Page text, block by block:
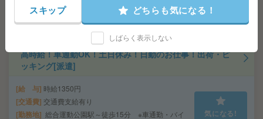
交通費 交通費支給有り
勤務地 新神戸駅～徒歩7分
気になる!
高時給！車通勤OK！土日休み！日勤のお仕事！出荷・ピ
ッキング[派遣]
給 与 時給1350円
交通費 交通費支給有り
勤務地 総合運動公園駅～徒歩15分 ※車通勤・バイ 気になる!
スキップ どちらも気になる！
しばらく表示しない